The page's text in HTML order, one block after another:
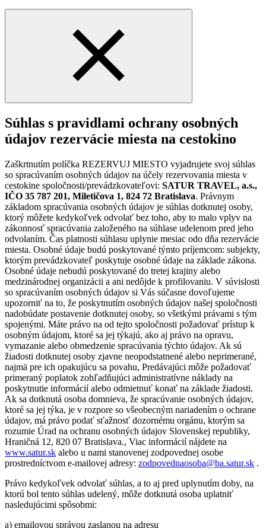
Súhlas s pravidlami ochrany osobných
údajov rezervácie miesta na cestokino
Zaškrtnutím políčka REZERVUJ MIESTO vyjadrujete svoj súhlas
so spracúvaním osobných údajov na účely rezervovania miesta v
cestokine spoločnosti/prevádzkovateľovi: SATUR TRAVEL, a.s.,
IČO 35 787 201, Miletičova 1, 824 72 Bratislava. Právnym
základom spracúvania osobných údajov je súhlas dotknutej osoby,
ktorý môžete kedykoľvek odvolať bez toho, aby to malo vplyv na
zákonnosť spracúvania založeného na súhlase udelenom pred jeho
odvolaním. Čas platnosti súhlasu uplynie mesiac odo dňa rezervácie
miesta. Osobné údaje budú poskytované týmto príjemcom: subjekty,
ktorým prevádzkovateľ poskytuje osobné údaje na základe zákona.
Osobné údaje nebudú poskytované do tretej krajiny alebo
medzinárodnej organizácii a ani nedôjde k profilovaniu. V súvislosti
so spracúvaním osobných údajov si Vás súčasne dovoľujeme
upozorniť na to, že poskytnutím osobných údajov našej spoločnosti
nadobúdate postavenie dotknutej osoby, so všetkými právami s tým
spojenými. Máte právo na od tejto spoločnosti požadovať prístup k
osobným údajom, ktoré sa jej týkajú, ako aj právo na opravu,
vymazanie alebo obmedzenie spracúvania týchto údajov. Ak sú
žiadosti dotknutej osoby zjavne neopodstatnené alebo neprimerané,
najmä pre ich opakujúcu sa povahu, Predávajúci môže požadovať
primeraný poplatok zohľadňujúci administratívne náklady na
poskytnutie informácií alebo odmietnuť konať na základe žiadosti.
Ak sa dotknutá osoba domnieva, že spracúvanie osobných údajov,
ktoré sa jej týka, je v rozpore so všeobecným nariadením o ochrane
údajov, má právo podať sťažnosť dozornému orgánu, ktorým sa
rozumie Úrad na ochranu osobných údajov Slovenskej republiky,
Hraničná 12, 820 07 Bratislava., Viac informácií nájdete na
www.satur.sk alebo u nami stanovenej zodpovednej osobe
prostredníctvom e-mailovej adresy: zodpovednaosoba@ba.satur.sk .
Právo kedykoľvek odvolať súhlas, a to aj pred uplynutím doby, na
ktorú bol tento súhlas udelený, môže dotknutá osoba uplatniť
nasledujúcimi spôsobmi:
a) emailovou správou zaslanou na adresu